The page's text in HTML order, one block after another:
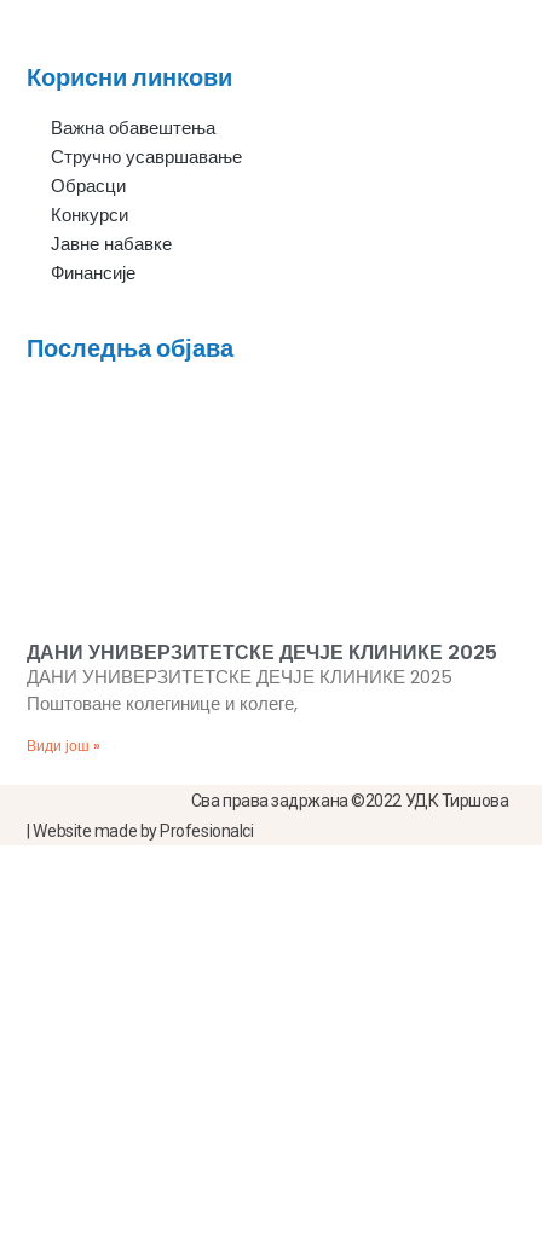
Корисни линкови
Важна обавештења
Стручно усавршавање
Обрасци
Конкурси
Јавне набавке
Финансије
Последња објава
ДАНИ УНИВЕРЗИТЕТСКЕ ДЕЧЈЕ КЛИНИКЕ 2025
ДАНИ УНИВЕРЗИТЕТСКЕ ДЕЧЈЕ КЛИНИКЕ 2025
Поштоване колегинице и колеге,
Види још »
Сва права задржана ©2022 УДК Тиршова
| Website made by Profesionalci